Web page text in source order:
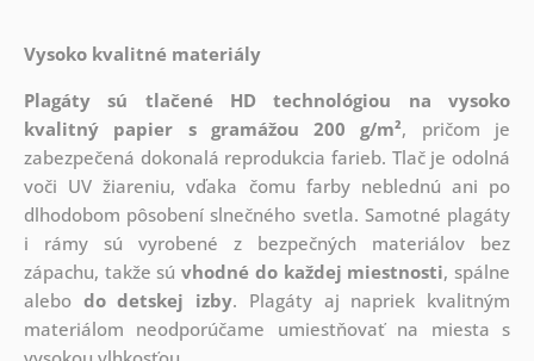
Vysoko kvalitné materiály
Plagáty sú tlačené HD technológiou na vysoko
kvalitný papier s gramážou 200 g/m², pričom je
zabezpečená dokonalá reprodukcia farieb. Tlač je odolná
voči UV žiareniu, vďaka čomu farby neblednú ani po
dlhodobom pôsobení slnečného svetla. Samotné plagáty
i rámy sú vyrobené z bezpečných materiálov bez
zápachu, takže súvhodné do každej miestnosti, spálne
alebo do detskej izby. Plagáty aj napriek kvalitným
materiálom neodporúčame umiestňovať na miesta s